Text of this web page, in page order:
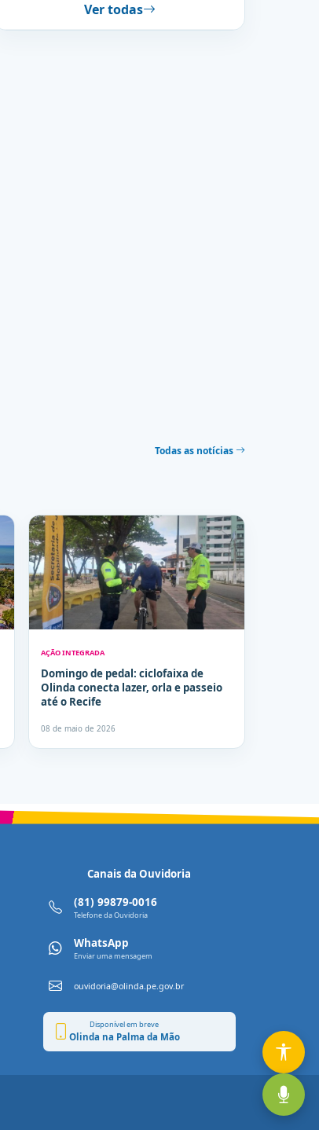
Ver todas
Todas as notícias
AÇÃO INTEGRADA
Domingo de pedal: ciclofaixa de
Olinda conecta lazer, orla e passeio
até o Recife
08 de maio de 2026
Canais da Ouvidoria
(81) 99879-0016
Telefone da Ouvidoria
WhatsApp
Enviar uma mensagem
ouvidoria@olinda.pe.gov.br
Disponível em breve
Olinda na Palma da Mão